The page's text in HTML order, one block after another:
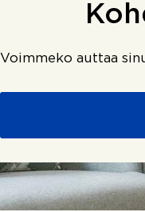
Voimmeko auttaa